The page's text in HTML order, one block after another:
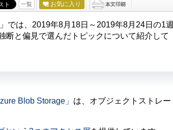
一覧 お気に入り
では、2019年8月18日～2019年8月24日の1週
断と偏見で選んだトピックについて紹介して
Blob Storage」 は、オブジェクトストレー